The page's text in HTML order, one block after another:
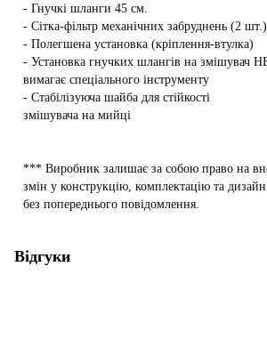
- Гнучкі шланги 45 см.
- Сітка-фільтр механічних забруднень (2 шт.)
- Полегшена установка (кріплення-втулка)
- Установка гнучких шлангів на змішувач
вимагає спеціального інструменту
- Стабілізуюча шайба для стійкості
змішувача на мийці
*** Виробник залишає за собою право на
змін у конструкцію, комплектацію та
без попереднього повідомлення.
Відгуки